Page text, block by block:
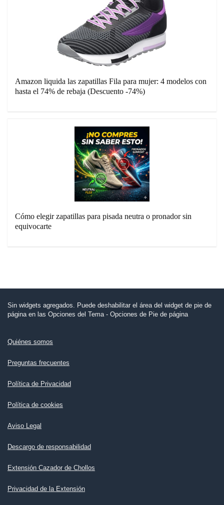
Amazon liquida las zapatillas Fila para mujer: 4 modelos con
hasta el 74% de rebaja (Descuento -74%)
Cómo elegir zapatillas para pisada neutra o pronador sin
equivocarte
Sin widgets agregados. Puede deshabilitar el área del widget de pie de
página en las Opciones del Tema - Opciones de Pie de página
Quiénes somos
Preguntas frecuentes
Política de Privacidad
Política de cookies
Aviso Legal
Descargo de responsabilidad
Extensión Cazador de Chollos
Privacidad de la Extensión